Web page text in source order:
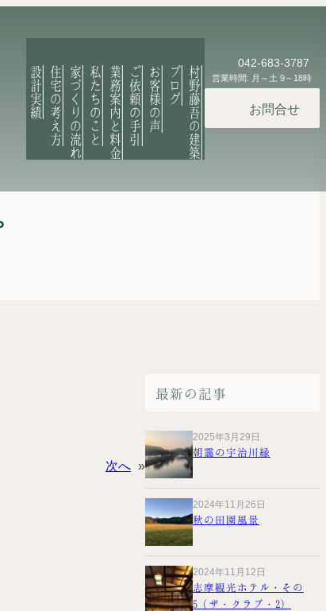
設計実績住宅の考え方家づくりの流れ私たちのこと業務案内と料金ご依頼の手引お客様の声 ブログ 村野藤吾の建築
042-683-3787
営業時間: 月～土 9～18時
お問合せ
次へ »
最新の記事
2025年3月29日
朝靄の宇治川縁
2024年11月26日
秋の田園風景
2024年11月12日
志摩観光ホテル・その
5（ザ・クラブ・2）